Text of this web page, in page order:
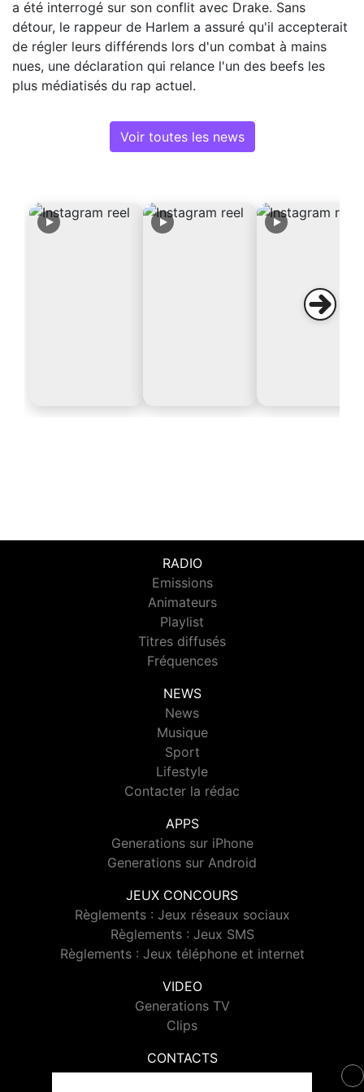
a été interrogé sur son conflit avec Drake. Sans
détour, le rappeur de Harlem a assuré qu'il accepterait
de régler leurs différends lors d'un combat à mains
nues, une déclaration qui relance l'un des beefs les
plus médiatisés du rap actuel.
Voir toutes les news
RADIO
Emissions
Animateurs
Playlist
Titres diffusés
Fréquences
NEWS
News
Musique
Sport
Lifestyle
Contacter la rédac
APPS
Generations sur iPhone
Generations sur Android
JEUX CONCOURS
Règlements : Jeux réseaux sociaux
Règlements : Jeux SMS
Règlements : Jeux téléphone et internet
VIDEO
Generations TV
Clips
CONTACTS
Contacter Generations